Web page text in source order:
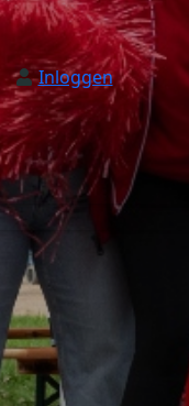
Inloggen